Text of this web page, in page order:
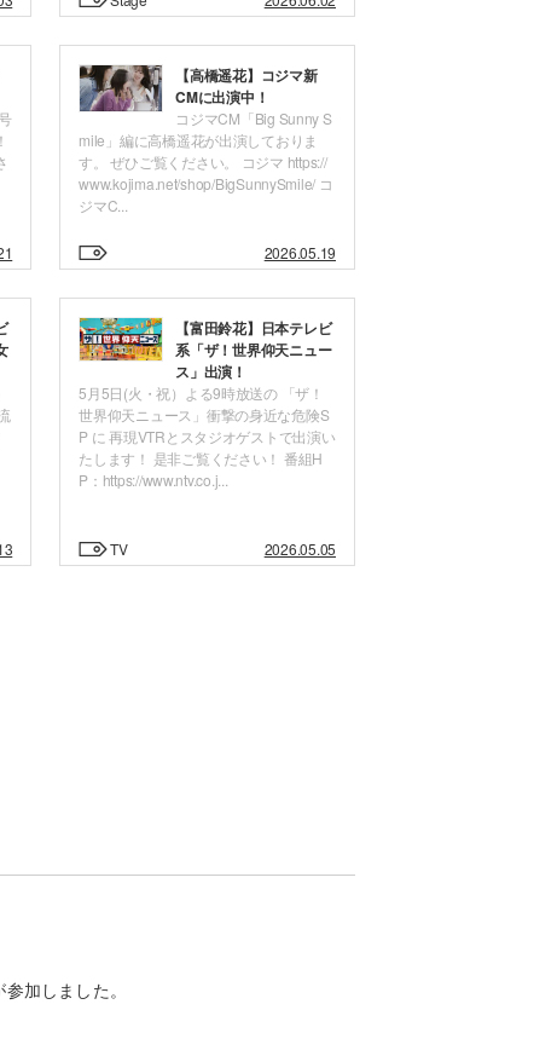
【高橋遥花】コジマ新
CMに出演中！
コジマCM「Big Sunny S
mile」編に高橋遥花が出演しておりま
す。 ぜひご覧ください。 コジマ https://
www.kojima.net/shop/BigSunnySmile/ コ
ジマC...
2026.05.19
【富田鈴花】日本テレビ
系「ザ！世界仰天ニュー
ス」出演！
5月5日(火・祝）よる9時放送の 「ザ！
世界仰天ニュース」衝撃の身近な危険S
P に 再現VTRとスタジオゲストで出演い
たします！ 是非ご覧ください！ 番組H
P：https://www.ntv.co.j...
TV 2026.05.05
加しました。